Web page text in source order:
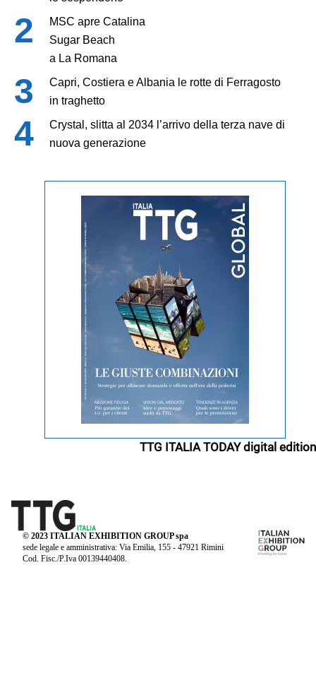
MSC apre Catalina
Sugar Beach
a La Romana
Capri, Costiera e Albania le rotte di Ferragosto
in traghetto
Crystal, slitta al 2034 l’arrivo della terza nave di
nuova generazione
TTG ITALIA TODAY digital edition
© 2023 ITALIAN EXHIBITION GROUP spa
sede legale e amministrativa: Via Emilia, 155 - 47921 Rimini
Cod. Fisc./P.Iva 00139440408.